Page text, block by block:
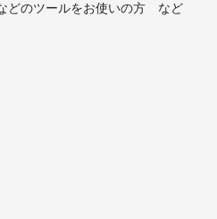
どのツールをお使いの方 など